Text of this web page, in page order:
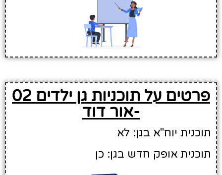
פרטים על תוכניות גן ילדים 02
-אור דוד
תוכנית יוח"א בגן: לא
תוכנית אופק חדש בגן: כן